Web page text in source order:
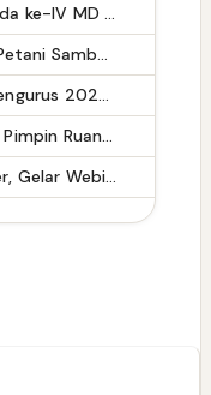
Matangkan Pelaksanaan Musda ke-IV MD KAHMI Takalar: Panitia Siap Sukseskan Musda
CSR di Tuban: PT ACS Bekali Petani Sambongrejo Kelola Hasil Panen
DPP IKM Gelar Pengukuhan Pengurus 2025-2030 di Gedung DPR RI, Usung Tema "Di Rantau Marakek Raso"
Pelajar Muhammadiyah Perlu Pimpin Ruang Digital dengan Adab
KMPs ITB Gandeng Nusawater, Gelar Webinar “From Water to Real Impact” untuk Mahasiswa Pascasarjana